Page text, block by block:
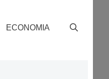
ECONOMIA